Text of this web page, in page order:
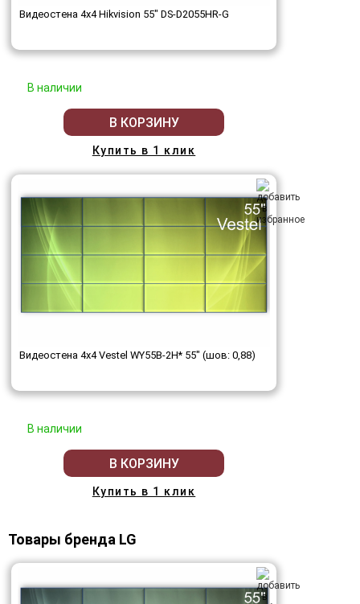
Видеостена 4x4 Hikvision 55" DS-D2055HR-G
В наличии
В КОРЗИНУ
Купить в 1 клик
Видеостена 4x4 Vestel WY55B-2H* 55" (шов: 0,88)
В наличии
В КОРЗИНУ
Купить в 1 клик
Товары бренда LG